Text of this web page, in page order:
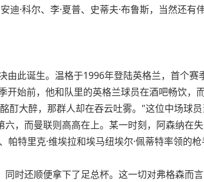
·科尔、李·夏普、史蒂夫·布鲁斯，当然还有
由此诞生。温格于1996年登陆英格兰，首个
开始前，他和队里的英格兰球员在酒吧畅饮，
大醉，那群人却在吞云吐雾。"这位中场球员
，而曼联则高高在上。某一时刻，阿森纳在
帕特里克·维埃拉和埃马纽埃尔·佩蒂特率领的
时还顺便拿下了足总杯。这一切对弗格森而